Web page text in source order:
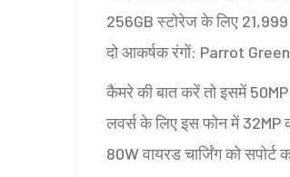
256GB स्टोरेज के लिए
दो आकर्षक रंगों: Parrot
कैमरे की बात करें तो इसमें
लवर्स के लिए इस फोन में 32MP
80W वायरड चार्जिंग को सपोर्ट